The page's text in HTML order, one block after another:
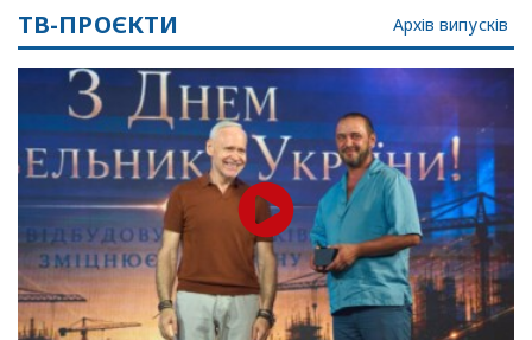
ТВ-ПРОЄКТИ Архів випусків